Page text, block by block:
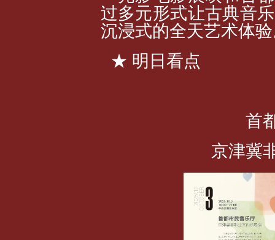
过多元形式让古典音
沉浸式的全天艺术体
★ 明日看点
首
京津冀